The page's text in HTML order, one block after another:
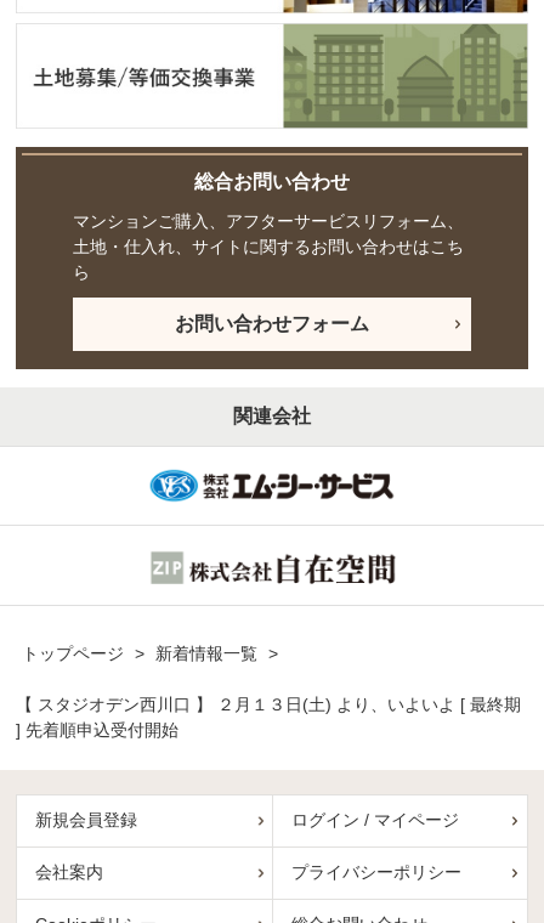
総合お問い合わせ
マンションご購入、アフターサービスリフォーム、
土地・仕入れ、サイトに関するお問い合わせはこち
ら
お問い合わせフォーム
関連会社
トップページ > 新着情報一覧 >
【 スタジオデン西川口 】 ２月１３日(土) より、いよいよ [ 最終期
] 先着順申込受付開始
新規会員登録 ログイン / マイページ
会社案内 プライバシーポリシー